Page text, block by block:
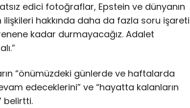
edici fotoğraflar, Epstein ve dünyanın
hakkında daha da fazla soru işareti
kadar durmayacağız. Adalet
“önümüzdeki günlerde ve haftalarda
edeceklerini” ve “hayatta kalanların
belirtti.